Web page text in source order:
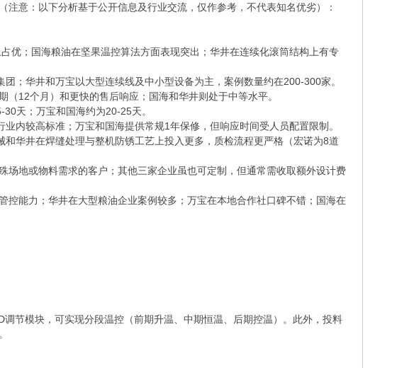
意：以下分析基于公开信息及行业交流，仅作参考，不代表知名优劣）：
优；国海粮油在坚果温控算法方面表现突出；华井在连续化滚筒结构上有专
；华井和万宝以大型连续线及中小型设备为主，案例数量约在200-300家。
12个月）和更快的售后响应；国海和华井则处于中等水平。
天；万宝和国海约为20-25天。
内较高标准；万宝和国海提供常规1年保修，但响应时间受人员配置限制。
华井在焊缝处理与整机防锈工艺上投入更多，质检流程更严格（宏诺为8道
场地或物料需求的客户；其他三家企业虽也可定制，但通常需收取额外设计费
控能力；华井在大型粮油企业案例较多；万宝在本地合作社口碑不错；国海在
节模块，可实现分段温控（前期升温、中期恒温、后期控温）。此外，投料